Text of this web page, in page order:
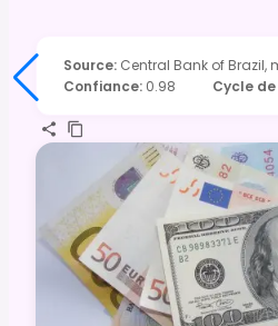
Source: Central Bank of Brazil,
Confiance: 0.98 Cycle